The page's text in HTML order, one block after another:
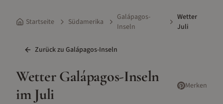
Startseite Südamerika
Galápagos-
Inseln
Wetter
Juli
Zurück zu Galápagos-Inseln
WetterGalápagos-Inseln
imJuli Merken